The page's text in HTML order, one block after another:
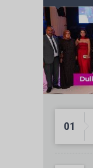
01